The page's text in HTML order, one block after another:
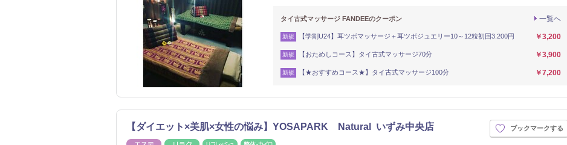
一覧へ
タイ古式マッサージ FANDEEのクーポン
新規 【学割U24】耳ツボマッサージ＋耳ツボジュエリー10～12粒初回3.200円 ￥3,200
新規 【おためしコース】タイ古式マッサージ70分 ￥3,900
新規 【★おすすめコース★】タイ古式マッサージ100分 ￥7,200
【ダイエット×美肌×女性の悩み】YOSAPARK Natural いずみ中央店 ブックマークする